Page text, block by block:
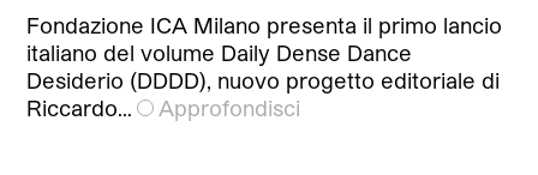
Fondazione ICA Milano presenta il primo lancio
italiano del volume Daily Dense Dance
Desiderio (DDDD), nuovo progetto editoriale di
Riccardo…
Approfondisci